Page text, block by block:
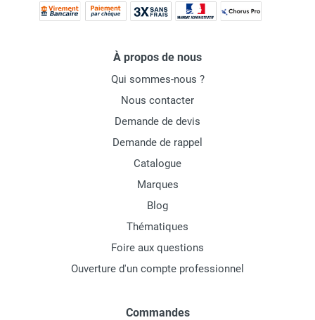
À propos de nous
Qui sommes-nous ?
Nous contacter
Demande de devis
Demande de rappel
Catalogue
Marques
Blog
Thématiques
Foire aux questions
Ouverture d'un compte professionnel
Commandes